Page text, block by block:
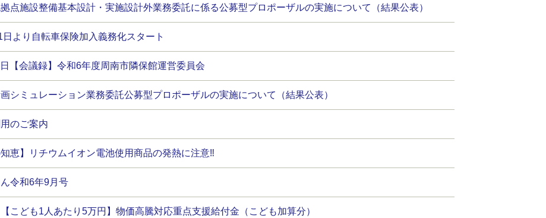
点施設整備基本設計・実施設計外業務委託に係る公募型プロポーザルの実施について（結果公表）
より自転車保険加入義務化スタート
【会議録】令和6年度周南市隣保館運営委員会
シミュレーション業務委託公募型プロポーザルの実施について（結果公表）
のご案内
知恵】リチウムイオン電池使用商品の発熱に注意‼
令和6年9月号
【こども1人あたり5万円】物価高騰対応重点支援給付金（こども加算分）